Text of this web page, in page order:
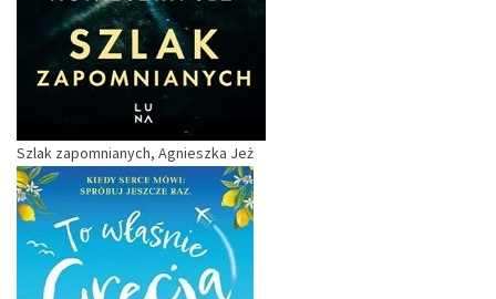
Szlak zapomnianych, Agnieszka Jeż